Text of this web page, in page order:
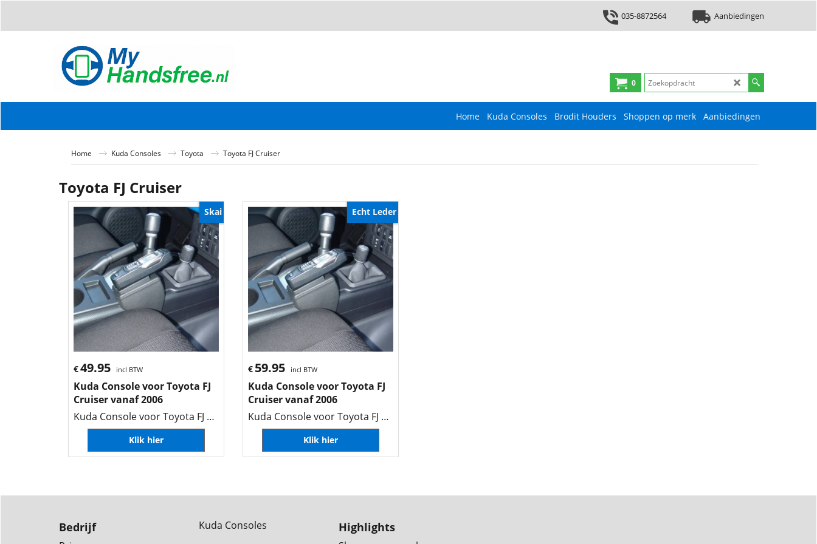
035-8872564 Aanbiedingen
0
Home Kuda Consoles Brodit Houders Shoppen op merk Aanbiedingen
Home Kuda Consoles Toyota Toyota FJ Cruiser
Toyota FJ Cruiser
Skai
€49.95 incl BTW
Kuda Console voor Toyota FJ
Cruiser vanaf 2006
Kuda Console voor Toyota FJ Cruiser vanaf 2006
Klik hier
Echt Leder
€ 59.95 incl BTW
Kuda Console voor Toyota FJ
Cruiser vanaf 2006
Kuda Console voor Toyota FJ Cruiser vanaf 2006
Klik hier
Bedrijf Kuda Consoles Highlights